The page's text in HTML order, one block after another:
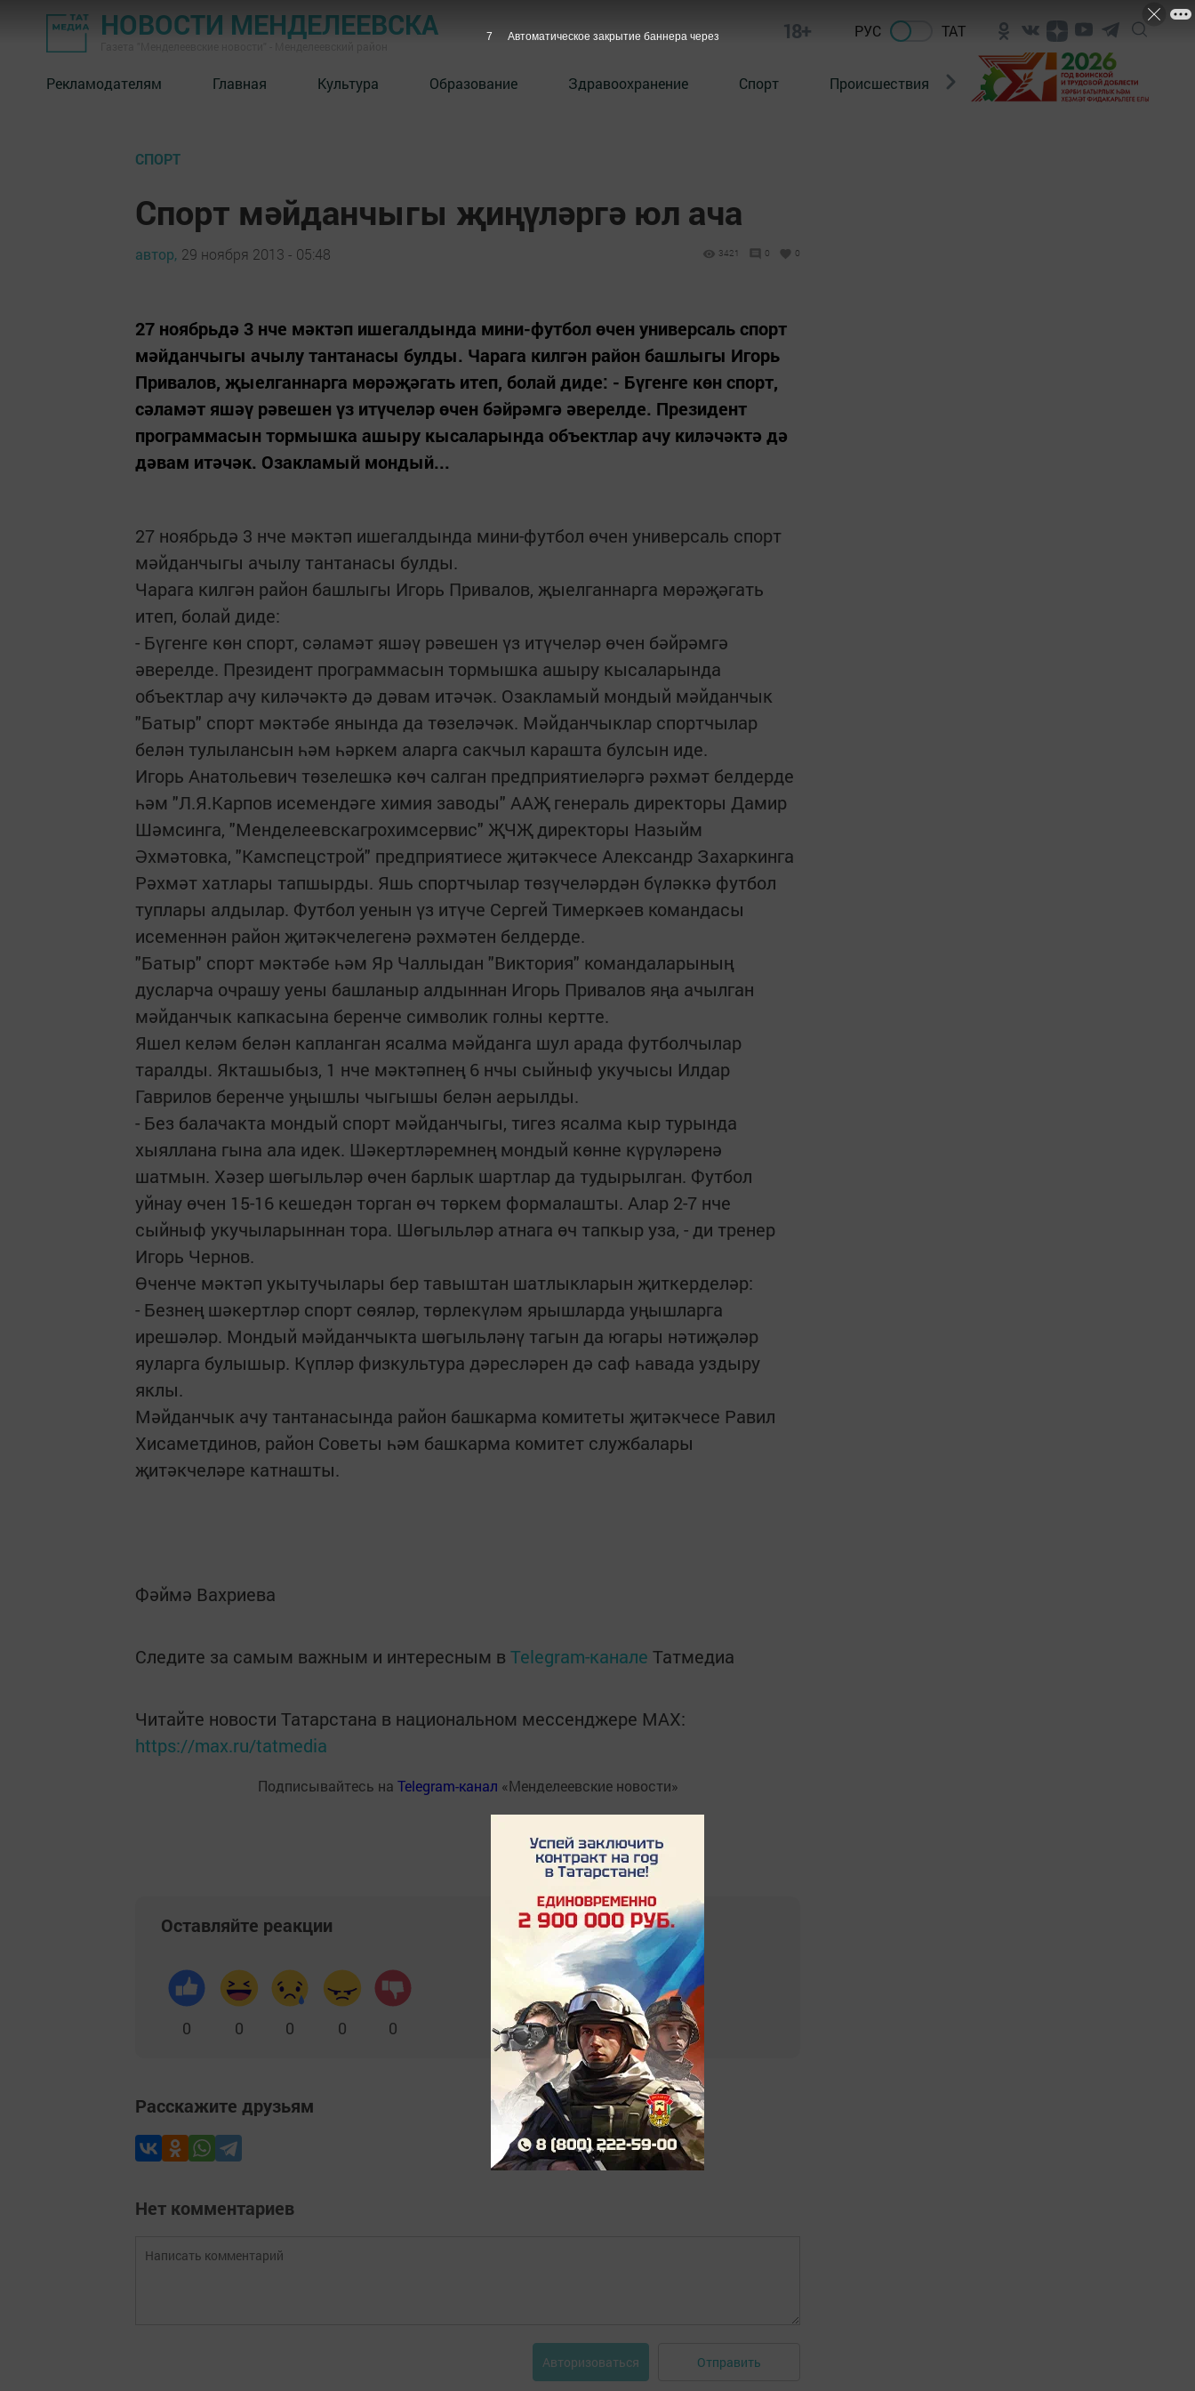
НОВОСТИ МЕНДЕЛЕЕВСКА 18+ РУС ТАТ
Рекламодателям Главная Культура Образование Здравоохранение Спорт Происшествия Новости Госавтоинспекции
СПОРТ
Спорт мәйданчыгы җиңүләргә юл ача
автор, 29 ноября 2013 - 05:48 3421 0 0
27 ноябрьдә 3 нче мәктәп ишегалдында мини-футбол өчен универсаль спорт
мәйданчыгы ачылу тантанасы булды. Чарага килгән район башлыгы Игорь
Привалов, җыелганнарга мөрәҗәгать итеп, болай диде: - Бүгенге көн спорт,
сәламәт яшәү рәвешен үз итүчеләр өчен бәйрәмгә әверелде. Президент
программасын тормышка ашыру кысаларында объектлар ачу киләчәктә дә
дәвам итәчәк. Озакламый мондый...
27 ноябрьдә 3 нче мәктәп ишегалдында мини-футбол өчен универсаль спорт
мәйданчыгы ачылу тантанасы булды.
Чарага килгән район башлыгы Игорь Привалов, җыелганнарга мөрәҗәгать
итеп, болай диде:
- Бүгенге көн спорт, сәламәт яшәү рәвешен үз итүчеләр өчен бәйрәмгә
әверелде. Президент программасын тормышка ашыру кысаларында
объектлар ачу киләчәктә дә дәвам итәчәк. Озакламый мондый мәйданчык
"Батыр" спорт мәктәбе янында да төзеләчәк. Мәйданчыклар спортчылар
белән тулылансын һәм һәркем аларга сакчыл карашта булсын иде.
Игорь Анатольевич төзелешкә көч салган предприятиеләргә рәхмәт белдерде
һәм "Л.Я.Карпов исемендәге химия заводы" ААҖ генераль директоры Дамир
Шәмсинга, "Менделеевскагрохимсервис" ҖЧҖ директоры Назыйм
Әхмәтовка, "Камспецстрой" предприятиесе җитәкчесе Александр Захаркинга
Рәхмәт хатлары тапшырды. Яшь спортчылар төзүчеләрдән бүләккә футбол
туплары алдылар. Футбол уенын үз итүче Сергей Тимеркәев командасы
исеменнән район җитәкчелегенә рәхмәтен белдерде.
"Батыр" спорт мәктәбе һәм Яр Чаллыдан "Виктория" командаларының
дусларча очрашу уены башланыр алдыннан Игорь Привалов яңа ачылган
мәйданчык капкасына беренче символик голны кертте.
Яшел келәм белән капланган ясалма мәйданга шул арада футболчылар
таралды. Якташыбыз, 1 нче мәктәпнең 6 нчы сыйныф укучысы Илдар
Гаврилов беренче уңышлы чыгышы белән аерылды.
- Без балачакта мондый спорт мәйданчыгы, тигез ясалма кыр турында
хыяллана гына ала идек. Шәкертләремнең мондый көнне күрүләренә
шатмын. Хәзер шөгыльләр өчен барлык шартлар да тудырылган. Футбол
уйнау өчен 15-16 кешедән торган өч төркем формалашты. Алар 2-7 нче
сыйныф укучыларыннан тора. Шөгыльләр атнага өч тапкыр уза, - ди тренер
Игорь Чернов.
Өченче мәктәп укытучылары бер тавыштан шатлыкларын җиткерделәр:
- Безнең шәкертләр спорт сөяләр, төрлекүләм ярышларда уңышларга
ирешәләр. Мондый мәйданчыкта шөгыльләнү тагын да югары нәтиҗәләр
яуларга булышыр. Күпләр физкультура дәресләрен дә саф һавада уздыру
яклы.
Мәйданчык ачу тантанасында район башкарма комитеты җитәкчесе Равил
Хисаметдинов, район Советы һәм башкарма комитет службалары
җитәкчеләре катнашты.
Фәймә Вахриева
Следите за самым важным и интересным в Telegram-канале Татмедиа
Читайте новости Татарстана в национальном мессенджере MАХ:
https://max.ru/tatmedia
Подписывайтесь на Telegram-канал «Менделеевские новости»
Оставляйте реакции
0 0 0 0 0
Расскажите друзьям
Нет комментариев
Авторизоваться Отправить
6 Автоматическое закрытие баннера через